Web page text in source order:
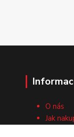
O nás
Jak